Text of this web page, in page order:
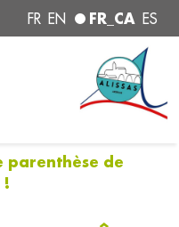
FR EN FR_CA ES
parenthèse de
!